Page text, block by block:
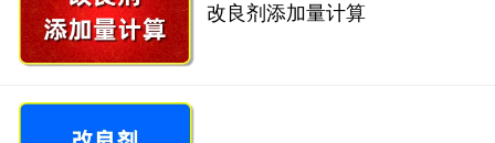
改良剂添加量计算